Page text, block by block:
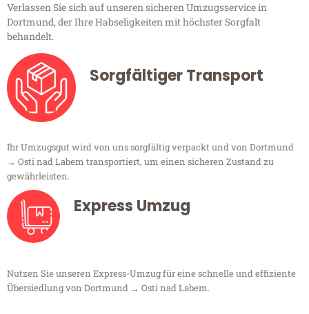
Verlassen Sie sich auf unseren sicheren Umzugsservice in
Dortmund, der Ihre Habseligkeiten mit höchster Sorgfalt
behandelt.
Sorgfältiger Transport
Ihr Umzugsgut wird von uns sorgfältig verpackt und von Dortmund
→ Osti nad Labem transportiert, um einen sicheren Zustand zu
gewährleisten.
Express Umzug
Nutzen Sie unseren Express-Umzug für eine schnelle und effiziente
Übersiedlung von Dortmund → Osti nad Labem.